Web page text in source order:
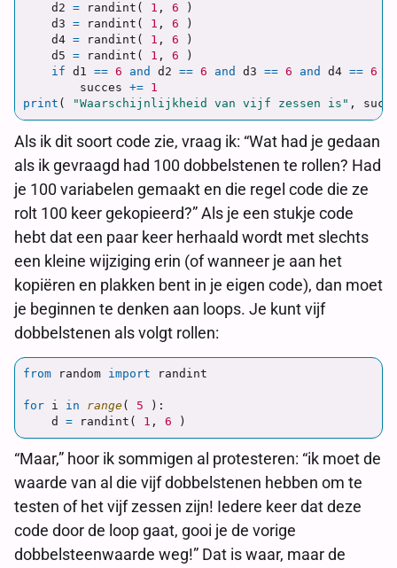
d2 = randint ( 1 , 6
)
d3 = randint ( 1 , 6
)
d4 = randint ( 1 , 6
)
d5 = randint ( 1 , 6
)
if d1 == 6 and d2 == 6 and d3 == 6 and d4 == 6
succes += 1
print ( "Waarschijnlijkheid van vijf zessen is " ,
Als ik dit soort code zie, vraag ik: “Wat had je gedaan
als ik gevraagd had 100 dobbelstenen te rollen? Had
je 100 variabelen gemaakt en die regel code die ze
rolt 100 keer gekopieerd?” Als je een stukje code
hebt dat een paar keer herhaald wordt met slechts
een kleine wijziging erin (of wanneer je aan het
kopiëren en plakken bent in je eigen code), dan moet
je beginnen te denken aan loops. Je kunt vijf
dobbelstenen als volgt rollen:
from random import randint
for i in range( 5
):
d
= randint ( 1 , 6 )
“Maar,” hoor ik sommigen al protesteren: “ik moet de
waarde van al die vijf dobbelstenen hebben om te
testen of het vijf zessen zijn! Iedere keer dat deze
code door de loop gaat, gooi je de vorige
dobbelsteenwaarde weg!” Dat is waar, maar de